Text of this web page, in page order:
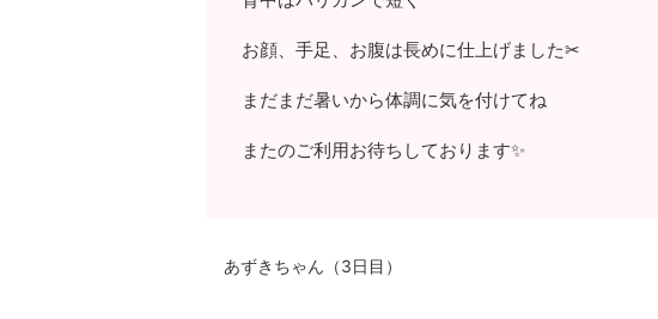
お顔、手足、お腹は長めに仕上げました✂
まだまだ暑いから体調に気を付けてね
またのご利用お待ちしております✨
あずきちゃん（3日目）